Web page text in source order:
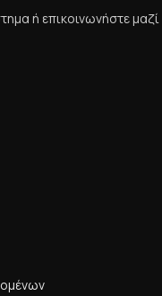
ή επικοινωνήστε μαζί